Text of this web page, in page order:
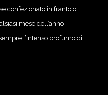
confezionato in frantoio
mese dell’anno
l’intenso profumo di